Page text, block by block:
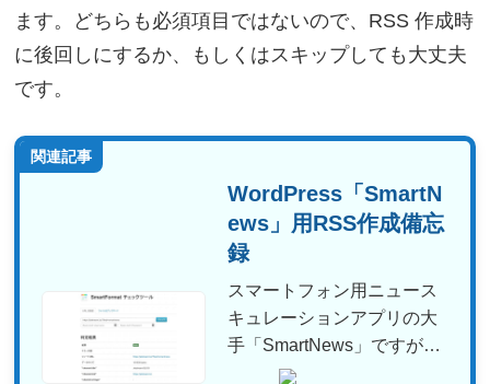
ます。どちらも必須項目ではないので、RSS 作成時
に後回しにするか、もしくはスキップしても大丈夫
です。
関連記事
WordPress「SmartN
ews」用RSS作成備忘
録
スマートフォン用ニュース
キュレーションアプリの大
手「SmartNews」ですが、
ニュースサイトやブロ...